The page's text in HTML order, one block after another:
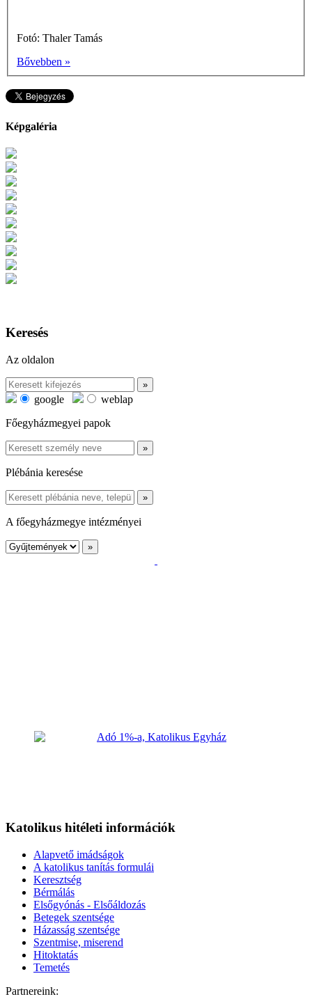
Fotó: Thaler Tamás
Bővebben »
Képgaléria
Keresés
Az oldalon
google
weblap
Főegyházmegyei papok
Plébánia keresése
A főegyházmegye intézményei
Katolikus hitéleti információk
Alapvető imádságok
A katolikus tanítás formulái
Keresztség
Bérmálás
Elsőgyónás - Elsőáldozás
Betegek szentsége
Házasság szentsége
Szentmise, miserend
Hitoktatás
Temetés
Partnereink: